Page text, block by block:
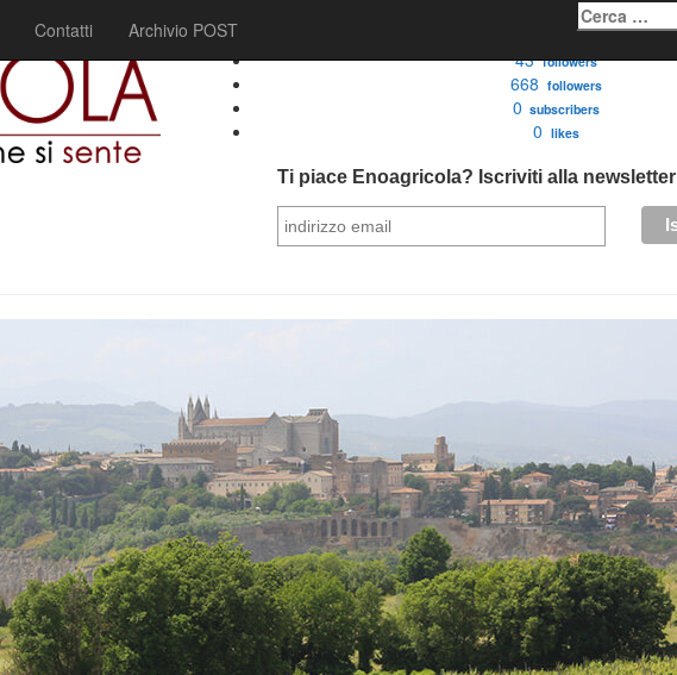
Contatti Archivio POST
Ricerca
per:
43 followers
668 followers
0 subscribers
0 likes
Ti piace Enoagricola? Iscriviti alla newsletter